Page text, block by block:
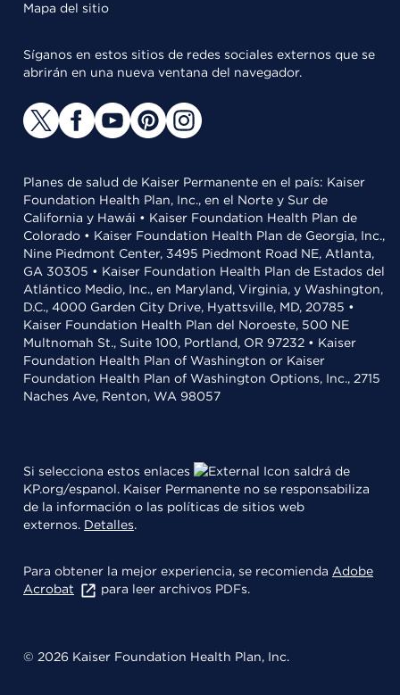
Mapa del sitio
Síganos en estos sitios de redes sociales externos que se
abrirán en una nueva ventana del navegador.
Planes de salud de Kaiser Permanente en el país: Kaiser
Foundation Health Plan, Inc., en el Norte y Sur de
California y Hawái • Kaiser Foundation Health Plan de
Colorado • Kaiser Foundation Health Plan de Georgia, Inc.,
Nine Piedmont Center, 3495 Piedmont Road NE, Atlanta,
GA 30305 • Kaiser Foundation Health Plan de Estados del
Atlántico Medio, Inc., en Maryland, Virginia, y Washington,
D.C., 4000 Garden City Drive, Hyattsville, MD, 20785 •
Kaiser Foundation Health Plan del Noroeste, 500 NE
Multnomah St., Suite 100, Portland, OR 97232 • Kaiser
Foundation Health Plan of Washington or Kaiser
Foundation Health Plan of Washington Options, Inc., 2715
Naches Ave, Renton, WA 98057
Si selecciona estos enlaces
saldrá de
KP.org/espanol. Kaiser Permanente no se responsabiliza
de la información o las políticas de sitios web
externos. Detalles.
Para obtener la mejor experiencia, se recomienda Adobe
Acrobat
para leer archivos PDFs.
© 2026 Kaiser Foundation Health Plan, Inc.